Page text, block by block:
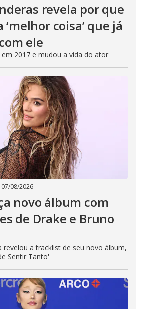
revela por que
coisa’ que já
ele
2017 e mudou a vida do ator
07/08/2026
novo álbum com
de Drake e Bruno
a ​tracklist de seu novo álbum,
Sentir Tanto'